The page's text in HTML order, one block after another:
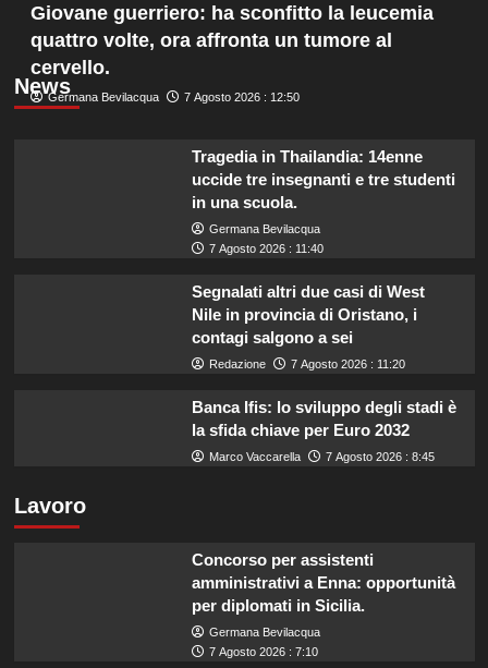
News
Giovane guerriero: ha sconfitto la leucemia
quattro volte, ora affronta un tumore al
cervello.
Germana Bevilacqua 7 Agosto 2026 : 12:50
Tragedia in Thailandia: 14enne
uccide tre insegnanti e tre studenti
in una scuola.
Germana Bevilacqua
7 Agosto 2026 : 11:40
Segnalati altri due casi di West
Nile in provincia di Oristano, i
contagi salgono a sei
Redazione 7 Agosto 2026 : 11:20
Banca Ifis: lo sviluppo degli stadi è
la sfida chiave per Euro 2032
Marco Vaccarella 7 Agosto 2026 : 8:45
Lavoro
Concorso per assistenti
amministrativi a Enna: opportunità
per diplomati in Sicilia.
Germana Bevilacqua
7 Agosto 2026 : 7:10